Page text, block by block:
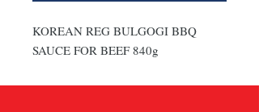
KOREAN REG BULGOGI BBQ
SAUCE FOR BEEF 840g